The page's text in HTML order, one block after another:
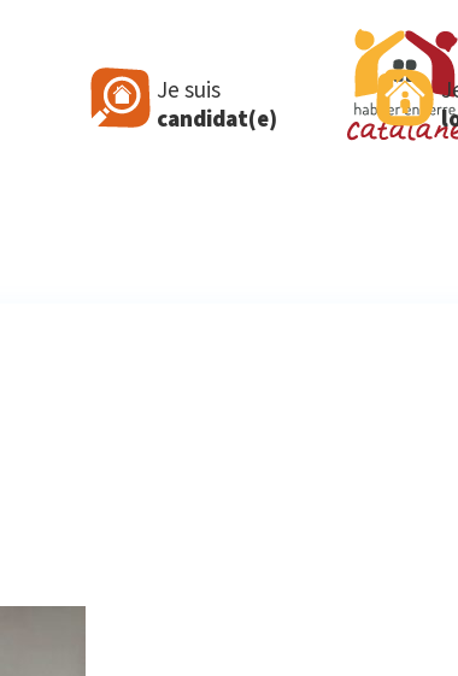
Je suis
candidat(e)